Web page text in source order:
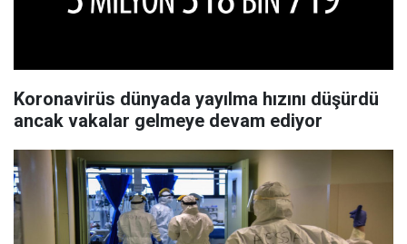
Koronavirüs dünyada yayılma hızını düşürdü
ancak vakalar gelmeye devam ediyor